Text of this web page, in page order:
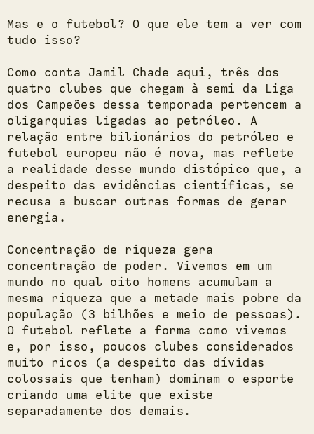
Mas e o futebol? O que ele tem a ver com
tudo isso?
Como conta Jamil Chade aqui, três dos
quatro clubes que chegam à semi da Liga
dos Campeões dessa temporada pertencem a
oligarquias ligadas ao petróleo. A
relação entre bilionários do petróleo e
futebol europeu não é nova, mas reflete
a realidade desse mundo distópico que, a
despeito das evidências científicas, se
recusa a buscar outras formas de gerar
energia.
Concentração de riqueza gera
concentração de poder. Vivemos em um
mundo no qual oito homens acumulam a
mesma riqueza que a metade mais pobre da
população (3 bilhões e meio de pessoas).
O futebol reflete a forma como vivemos
e, por isso, poucos clubes considerados
muito ricos (a despeito das dívidas
colossais que tenham) dominam o esporte
criando uma elite que existe
separadamente dos demais.